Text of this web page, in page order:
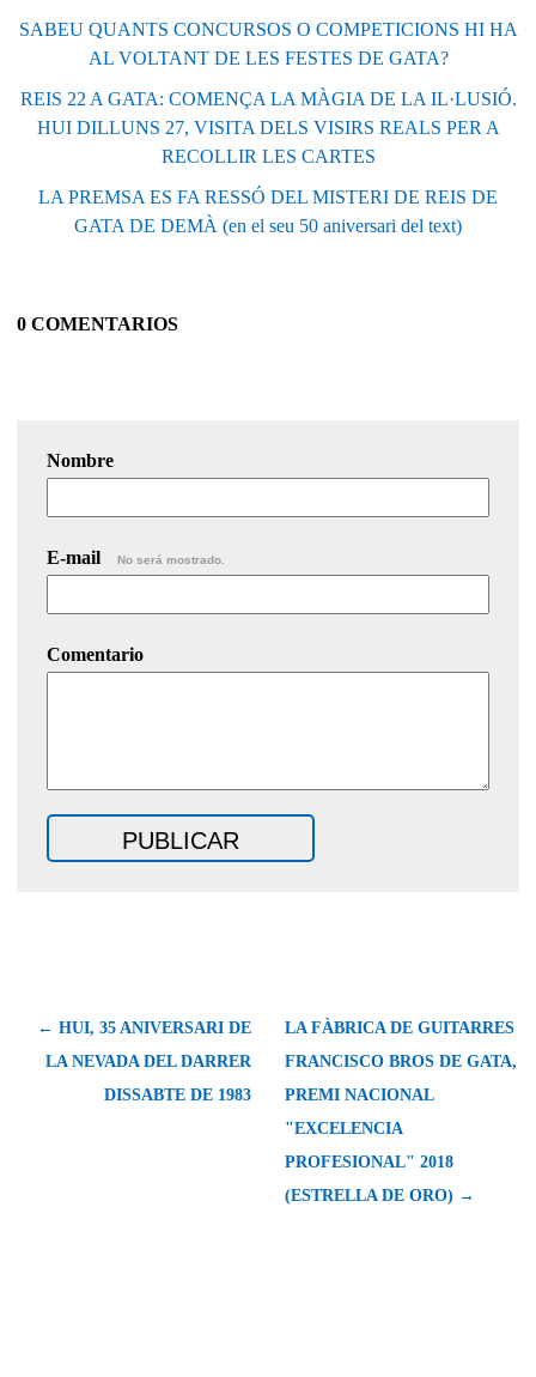
SABEU QUANTS CONCURSOS O COMPETICIONS HI HA
AL VOLTANT DE LES FESTES DE GATA?
REIS 22 A GATA: COMENÇA LA MÀGIA DE LA IL·LUSIÓ.
HUI DILLUNS 27, VISITA DELS VISIRS REALS PER A
RECOLLIR LES CARTES
LA PREMSA ES FA RESSÓ DEL MISTERI DE REIS DE
GATA DE DEMÀ (en el seu 50 aniversari del text)
0 COMENTARIOS
Nombre
E-mail No será mostrado.
Comentario
← HUI, 35 ANIVERSARI DE
LA NEVADA DEL DARRER
DISSABTE DE 1983
LA FÀBRICA DE GUITARRES
FRANCISCO BROS DE GATA,
PREMI NACIONAL
"EXCELENCIA
PROFESIONAL" 2018
(ESTRELLA DE ORO) →